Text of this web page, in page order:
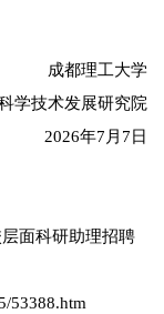
成都理工大学
学技术发展研究院
2026年7月7日
面科研助理招聘
53388.htm